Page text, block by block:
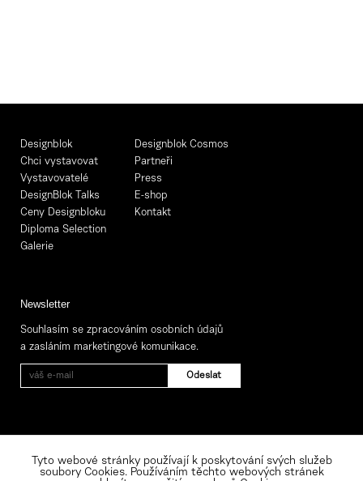
Designblok
Chci vystavovat
Vystavovatelé
DesignBlok Talks
Ceny Designbloku
Diploma Selection
Galerie
Designblok Cosmos
Partneři
Press
E-shop
Kontakt
Newsletter
Souhlasím se zpracováním osobních údajů
a zasláním marketingové komunikace.
Tyto webové stránky používají k poskytování svých služeb
soubory Cookies. Používáním těchto webových stránek